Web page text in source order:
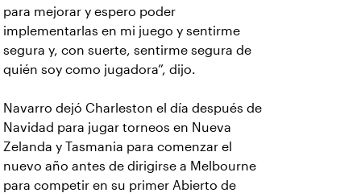
para mejorar y espero poder
implementarlas en mi juego y sentirme
segura y, con suerte, sentirme segura de
quién soy como jugadora”, dijo.
Navarro dejó Charleston el día después de
Navidad para jugar torneos en Nueva
Zelanda y Tasmania para comenzar el
nuevo año antes de dirigirse a Melbourne
para competir en su primer Abierto de